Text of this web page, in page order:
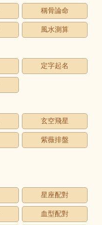
稱骨論命
風水測算
定字起名
玄空飛星
紫薇排盤
星座配對
血型配對